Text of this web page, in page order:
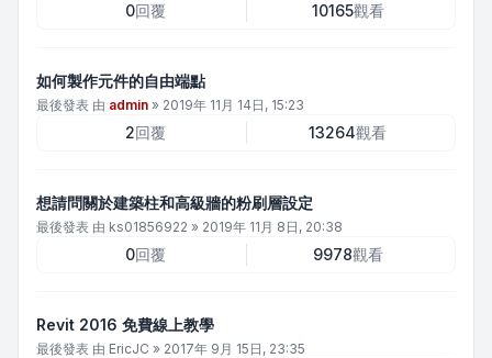
0回覆 10165觀看
如何製作元件的自由端點
最後發表 由 admin » 2019年 11月 14日, 15:23
2回覆 13264觀看
想請問關於建築柱和高級牆的粉刷層設定
最後發表 由 ks01856922 » 2019年 11月 8日, 20:38
0回覆 9978觀看
Revit 2016 免費線上教學
最後發表 由 EricJC » 2017年 9月 15日, 23:35